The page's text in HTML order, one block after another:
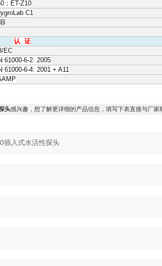
： ET-Z10
C1
认
证
EC
61000-6-2: 2005
61000-6-4: 2001 + A11
头感兴趣，想了解更详细的产品信息，填写下表直接与厂家